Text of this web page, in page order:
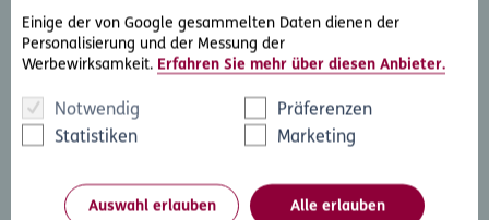
Einige der von Google gesammelten Daten dienen der
Personalisierung und der Messung der
Werbewirksamkeit. Erfahren Sie mehr über diesen Anbieter.
Notwendig
Präferenzen
Statistiken
Marketing
Auswahl erlauben Alle erlauben
Ihre Benefits
Mit einem Job bei ERGO profitieren Sie von vielen